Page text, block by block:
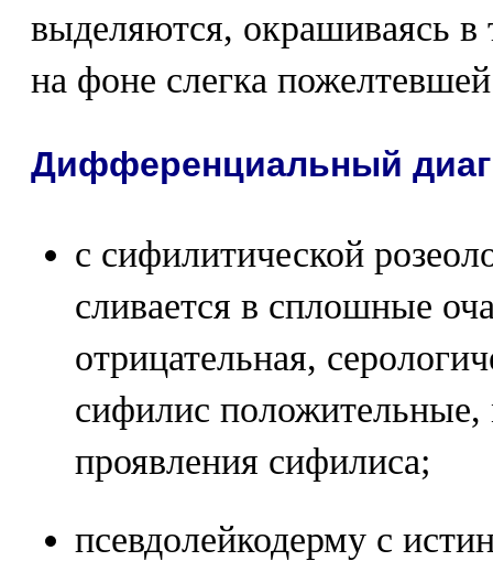
выделяются, окрашиваясь
на фоне слегка
Дифференциальный
с сифилитической
сливается в сплошные
отрицательная,
сифилис положительные,
проявления сифилиса;
псевдолейкодерму с